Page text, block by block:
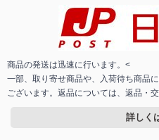
商品の発送は迅速に行います。<
一部、取り寄せ商品や、入荷待ち商品
ございます。返品については、返品・
詳しく